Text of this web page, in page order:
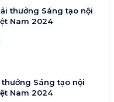
thưởng Sáng tạo nội
Nam 2024
thưởng Sáng tạo nội
Nam 2024